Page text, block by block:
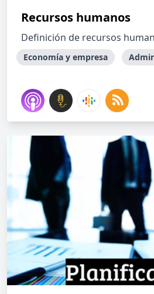
Recursos humanos
Definición de recursos
Economía y empresa